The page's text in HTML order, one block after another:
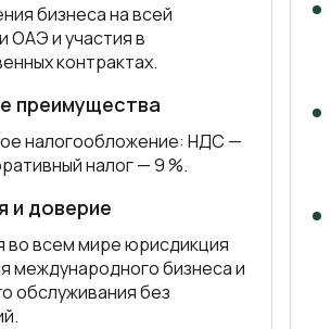
бизнеса на всей
ОАЭ и участия в
контрактах.
преимущества
налогообложение: НДС —
налог — 9 %.
и доверие
во всем мире юрисдикция
международного бизнеса и
обслуживания без